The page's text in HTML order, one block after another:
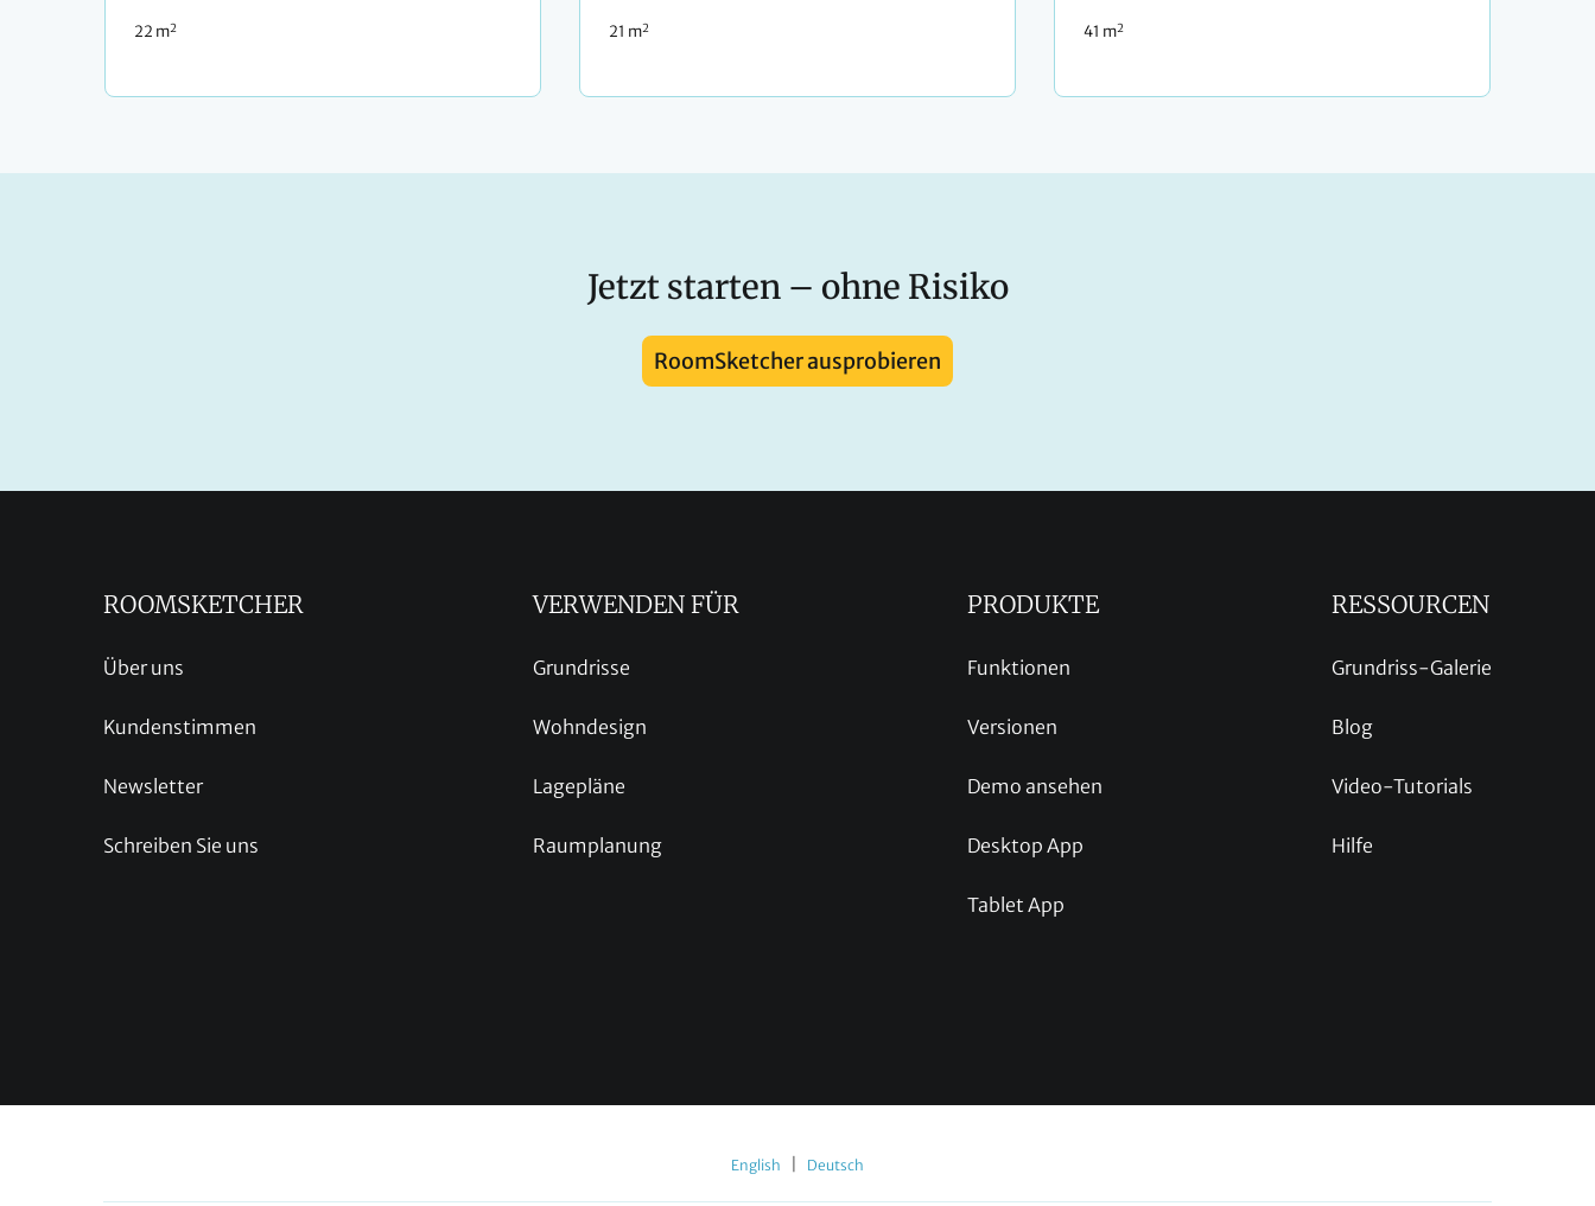
22 m2 21 m2 41 m2
Jetzt starten – ohne Risiko
RoomSketcher ausprobieren
ROOMSKETCHER
Über uns
Kundenstimmen
Newsletter
Schreiben Sie uns
VERWENDEN FÜR
Grundrisse
Wohndesign
Lagepläne
Raumplanung
PRODUKTE
Funktionen
Versionen
Demo ansehen
Desktop App
Tablet App
RESSOURCEN
Grundriss-Galerie
Blog
Video-Tutorials
Hilfe
English Deutsch